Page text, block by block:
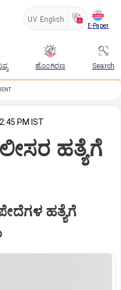
UV English
E-Paper
ಹೊಂಗಿರಣ Search
PM IST
ಹತ್ಯೆಗೆ
ಪೇದೆಗಳ ಹತ್ಯೆಗೆ